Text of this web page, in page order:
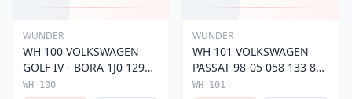
WUNDER
WH 100 VOLKSWAGEN
GOLF IV - BORA 1J0 129
620 Hava Filtresi
WH 100
WUNDER
WH 101 VOLKSWAGEN
PASSAT 98-05 058 133 843
Hava Filtresi
WH 101